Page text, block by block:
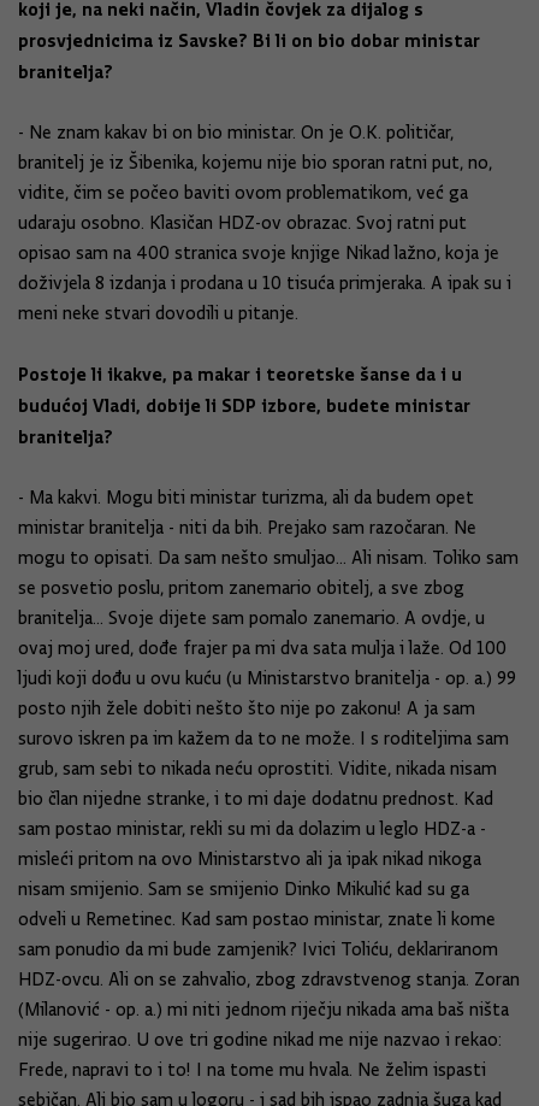
koji je, na neki način, Vladin čovjek za dijalog s
prosvjednicima iz Savske? Bi li on bio dobar ministar
branitelja?
- Ne znam kakav bi on bio ministar. On je O.K. političar,
branitelj je iz Šibenika, kojemu nije bio sporan ratni put, no,
vidite, čim se počeo baviti ovom problematikom, već ga
udaraju osobno. Klasičan HDZ-ov obrazac. Svoj ratni put
opisao sam na 400 stranica svoje knjige Nikad lažno, koja je
doživjela 8 izdanja i prodana u 10 tisuća primjeraka. A ipak su i
meni neke stvari dovodili u pitanje.
Postoje li ikakve, pa makar i teoretske šanse da i u
budućoj Vladi, dobije li SDP izbore, budete ministar
branitelja?
- Ma kakvi. Mogu biti ministar turizma, ali da budem opet
ministar branitelja - niti da bih. Prejako sam razočaran. Ne
mogu to opisati. Da sam nešto smuljao... Ali nisam. Toliko sam
se posvetio poslu, pritom zanemario obitelj, a sve zbog
branitelja... Svoje dijete sam pomalo zanemario. A ovdje, u
ovaj moj ured, dođe frajer pa mi dva sata mulja i laže. Od 100
ljudi koji dođu u ovu kuću (u Ministarstvo branitelja - op. a.) 99
posto njih žele dobiti nešto što nije po zakonu! A ja sam
surovo iskren pa im kažem da to ne može. I s roditeljima sam
grub, sam sebi to nikada neću oprostiti. Vidite, nikada nisam
bio član nijedne stranke, i to mi daje dodatnu prednost. Kad
sam postao ministar, rekli su mi da dolazim u leglo HDZ-a -
misleći pritom na ovo Ministarstvo ali ja ipak nikad nikoga
nisam smijenio. Sam se smijenio Dinko Mikulić kad su ga
odveli u Remetinec. Kad sam postao ministar, znate li kome
sam ponudio da mi bude zamjenik? Ivici Toliću, deklariranom
HDZ-ovcu. Ali on se zahvalio, zbog zdravstvenog stanja. Zoran
(Milanović - op. a.) mi niti jednom riječju nikada ama baš ništa
nije sugerirao. U ove tri godine nikad me nije nazvao i rekao:
Frede, napravi to i to! I na tome mu hvala. Ne želim ispasti
sebičan. Ali bio sam u logoru - i sad bih ispao zadnja šuga kad